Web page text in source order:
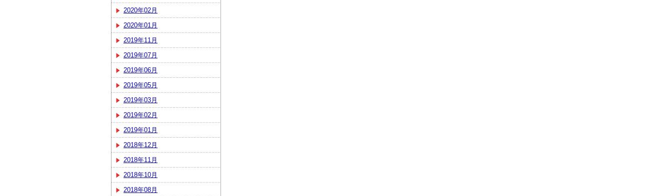
2020年02月
2020年01月
2019年11月
2019年07月
2019年06月
2019年05月
2019年03月
2019年02月
2019年01月
2018年12月
2018年11月
2018年10月
2018年08月